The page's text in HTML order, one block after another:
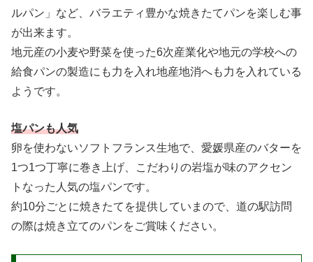
ルパン」など、バラエティ豊かな焼きたてパンを楽しむ事
が出来ます。
地元産の小麦や野菜を使った6次産業化や地元の学校への
給食パンの製造にも力を入れ地産地消へも力を入れている
ようです。
塩パンも人気
卵を使わないソフトフランス生地で、愛媛県産のバターを
1つ1つ丁寧に巻き上げ、こだわりの岩塩が味のアクセン
トなった人気の塩パンです。
約10分ごとに焼きたてを提供していまので、道の駅訪問
の際は焼き立てのパンをご賞味ください。